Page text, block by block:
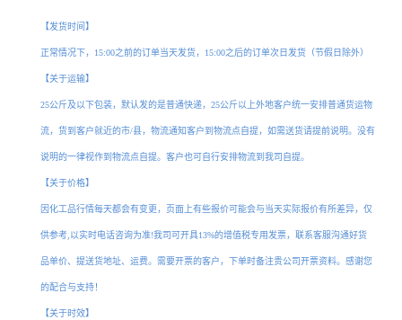
【发货时间】
正常情况下，15:00之前的订单当天发货，15:00之后的订单次日发货（节假日除外）
【关于运输】
25公斤及以下包装，默认发的是普通快递，25公斤以上外地客户统一安排普通货运物
流，货到客户就近的市/县，物流通知客户到物流点自提，如需送货请提前说明。没有
说明的一律视作到物流点自提。客户也可自行安排物流到我司自提。
【关于价格】
因化工品行情每天都会有变更，页面上有些报价可能会与当天实际报价有所差异，仅
供参考,以实时电话咨询为准!我司可开具13%的增值税专用发票，联系客服沟通好货
品单价、提送货地址、运费。需要开票的客户，下单时备注贵公司开票资料。感谢您
的配合与支持！
【关于时效】